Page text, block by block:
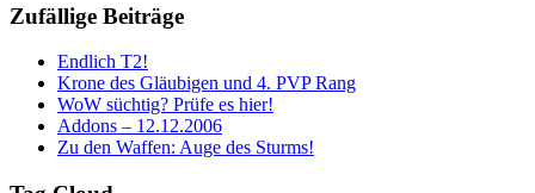
Zufällige Beiträge
Endlich T2!
Krone des Gläubigen und 4. PVP Rang
WoW süchtig? Prüfe es hier!
Addons – 12.12.2006
Zu den Waffen: Auge des Sturms!